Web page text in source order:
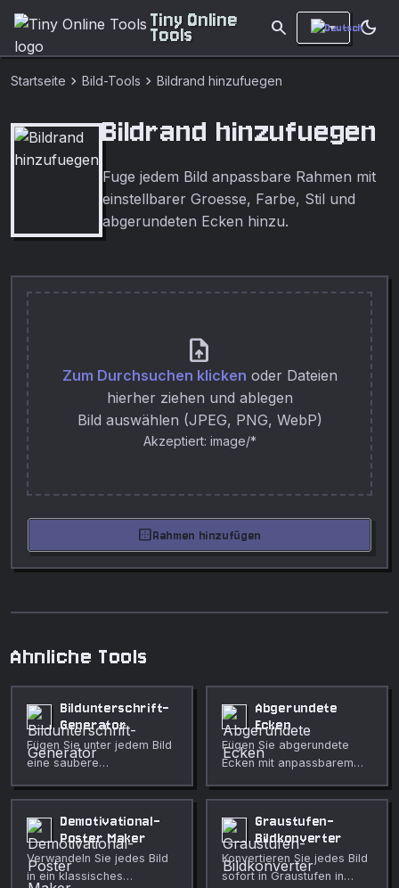
Tiny Online
Tools search dark_mode
Startseite chevron_right Bild-Tools chevron_right Bildrand hinzufuegen
Bildrand hinzufuegen
Fuge jedem Bild anpassbare Rahmen mit
einstellbarer Groesse, Farbe, Stil und
abgerundeten Ecken hinzu.
upload_file
Zum Durchsuchen klicken oder Dateien
hierher ziehen und ablegen
Bild auswählen (JPEG, PNG, WebP)
Akzeptiert: image/*
border_outerRahmen hinzufügen
Ahnliche Tools
Bildunterschrift-
Generator
Fügen Sie unter jedem Bild
eine saubere
Größe, Farbe und
Polsterung einstellbar.
Abgerundete
Ecken
Fügen Sie abgerundete
Ecken mit anpassbarem
Bildern hinzu.
Demotivational-
Poster Maker
Verwandeln Sie jedes Bild
in ein klassisches
Graustufen-
Bildkonverter
Konvertieren Sie jedes Bild
sofort in Graustufen in